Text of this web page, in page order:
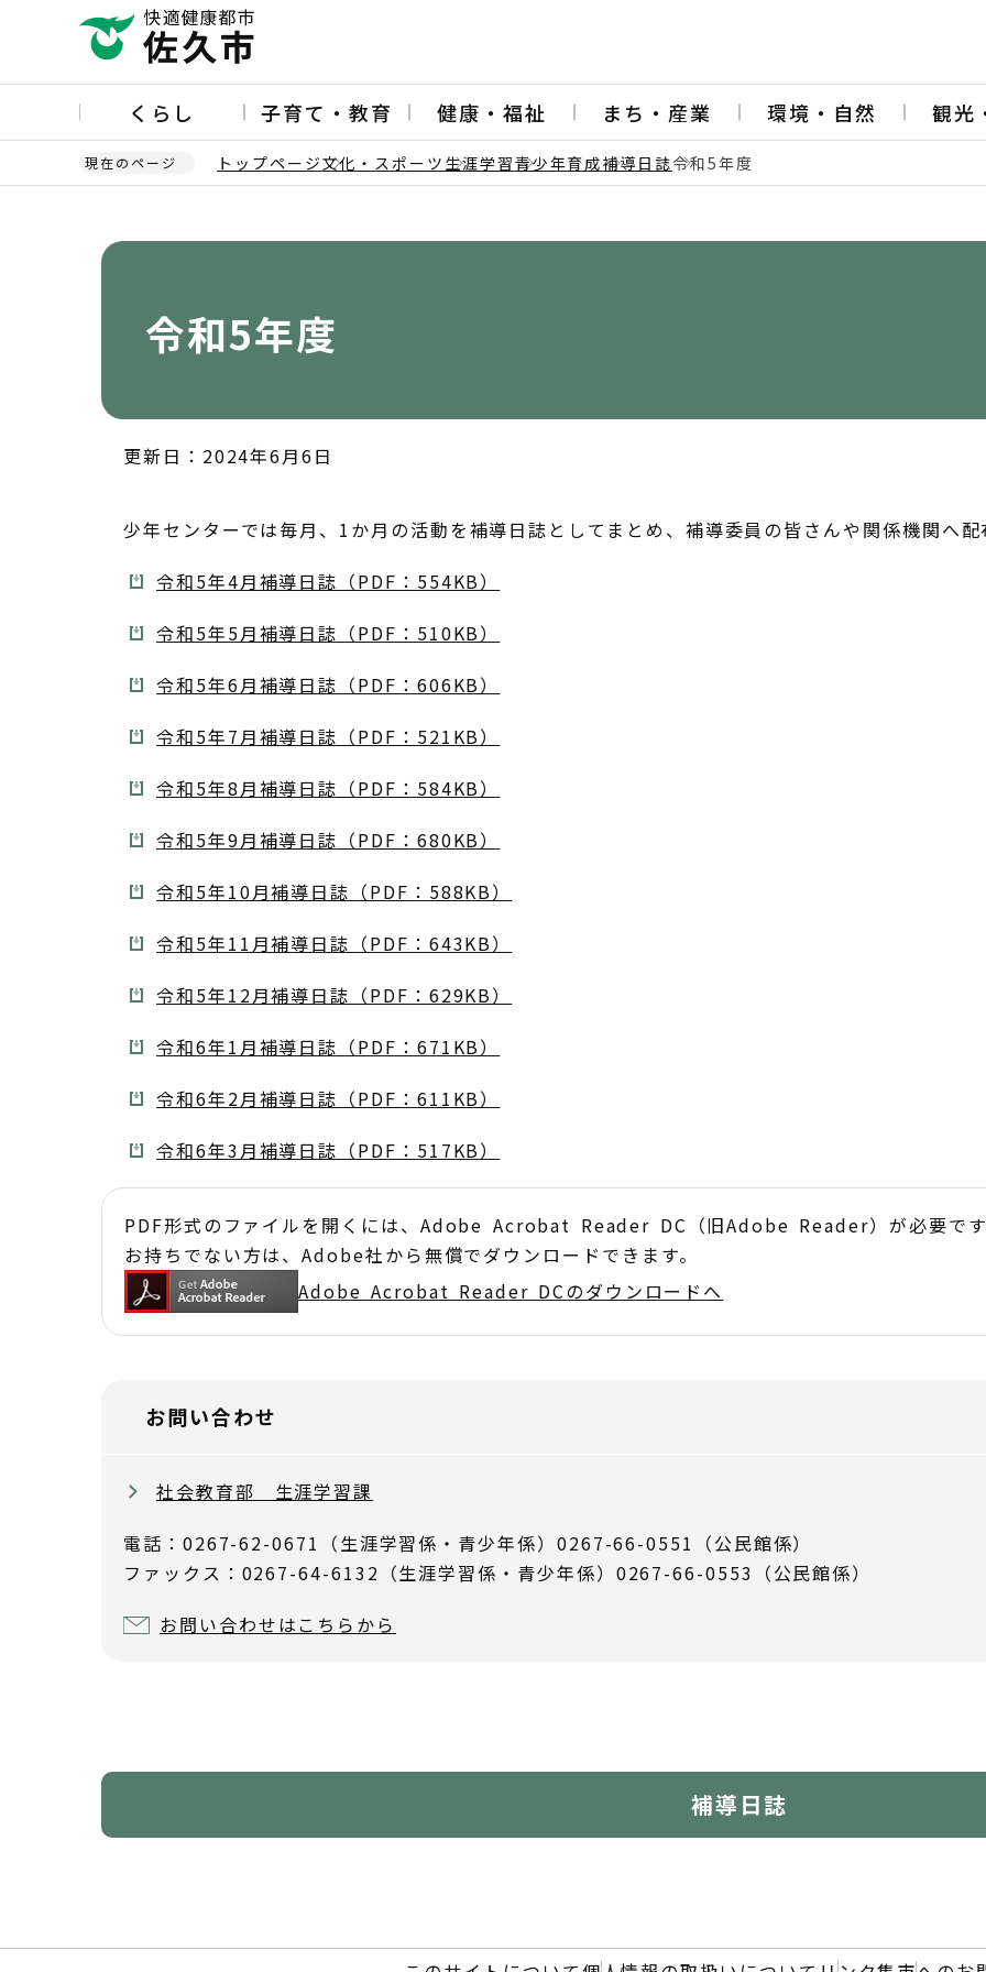
ー
の
くらし 子育て・教育 健康・福祉 まち・産業 環境・自然 観光
現在のページ トップページ文化・スポーツ 生涯学習青少年育成補導日誌令和5年度
令和5年度
更新日：2024年6月6日
少年センターでは毎月、1か月の活動を補導日誌としてまとめ、補導委員の皆さんや関係機関へ
令和5年4月補導日誌（PDF：554KB）
令和5年5月補導日誌（PDF：510KB）
令和5年6月補導日誌（PDF：606KB）
令和5年7月補導日誌（PDF：521KB）
令和5年8月補導日誌（PDF：584KB）
令和5年9月補導日誌（PDF：680KB）
令和5年10月補導日誌（PDF：588KB）
令和5年11月補導日誌（PDF：643KB）
令和5年12月補導日誌（PDF：629KB）
令和6年1月補導日誌（PDF：671KB）
令和6年2月補導日誌（PDF：611KB）
令和6年3月補導日誌（PDF：517KB）
PDF形式のファイルを開くには、Adobe Acrobat Reader DC（旧Adobe Reader）が必要で
お持ちでない方は、Adobe社から無償でダウンロードできます。
Adobe Acrobat Reader DCのダウンロードへ
お問い合わせ
社会教育部 生涯学習課
電話：0267-62-0671（生涯学習係・青少年係）0267-66-0551（公民館係）
ファックス：0267-64-6132（生涯学習係・青少年係）0267-66-0553（公民館係）
お問い合わせはこちらから
補導日誌